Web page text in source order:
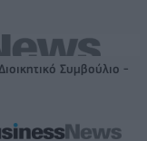
Συμβούλιο -